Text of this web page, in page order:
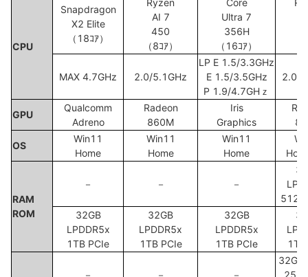
CPU
Snapdragon
X2 Elite
（18ｺｱ）
Ryzen
AI 7
450
（8ｺｱ）
Core
Ultra 7
356H
（16ｺｱ）
MAX 4.7GHz 2.0/5.1GHz
LP E 1.5/3.3GHz
E 1.5/3.5GHz
P 1.9/4.7GHｚ
2.0/
GPU
Qualcomm
Adreno
Radeon
860M
Iris
Graphics
OS
Win11
Home
Win11
Home
Win11
Home
RAM
ROM
－ － －
32GB
LPDDR5x
1TB PCIe
32GB
LPDDR5x
1TB PCIe
32GB
LPDDR5x
1TB PCIe
－ － －